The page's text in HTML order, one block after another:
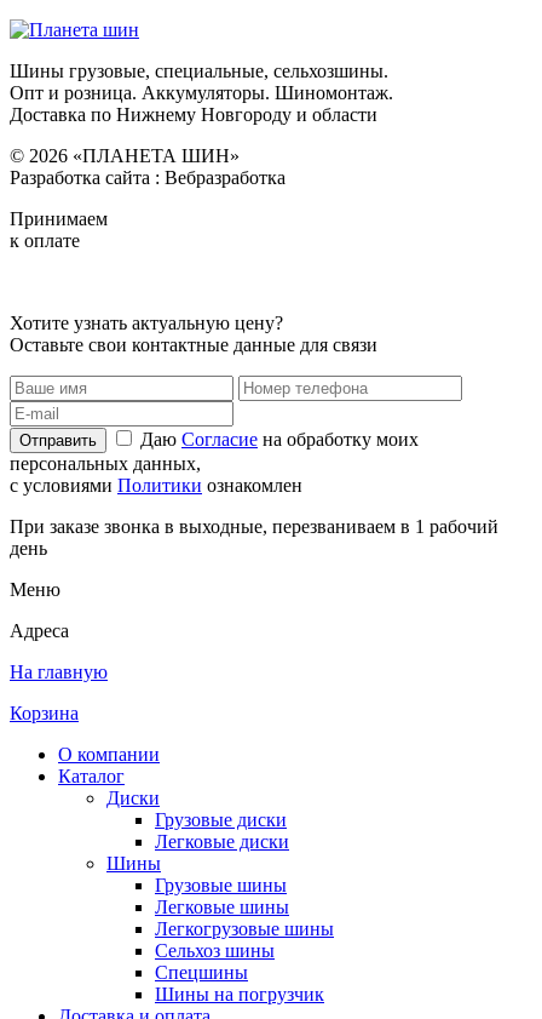
Шины грузовые, специальные, сельхозшины.
Опт и розница. Аккумуляторы. Шиномонтаж.
Доставка по Нижнему Новгороду и области
© 2026 «ПЛАНЕТА ШИН»
Разработка сайта : Вебразработка
Принимаем
к оплате
Хотите узнать актуальную цену?
Оставьте свои контактные данные для связи
Отправить Даю Согласие на обработку моих
персональных данных,
с условиями Политики ознакомлен
При заказе звонка в выходные, перезваниваем в 1 рабочий
день
Меню
Адреса
На главную
Корзина
О компании
Каталог
Диски
Грузовые диски
Легковые диски
Шины
Грузовые шины
Легковые шины
Легкогрузовые шины
Сельхоз шины
Спецшины
Шины на погрузчик